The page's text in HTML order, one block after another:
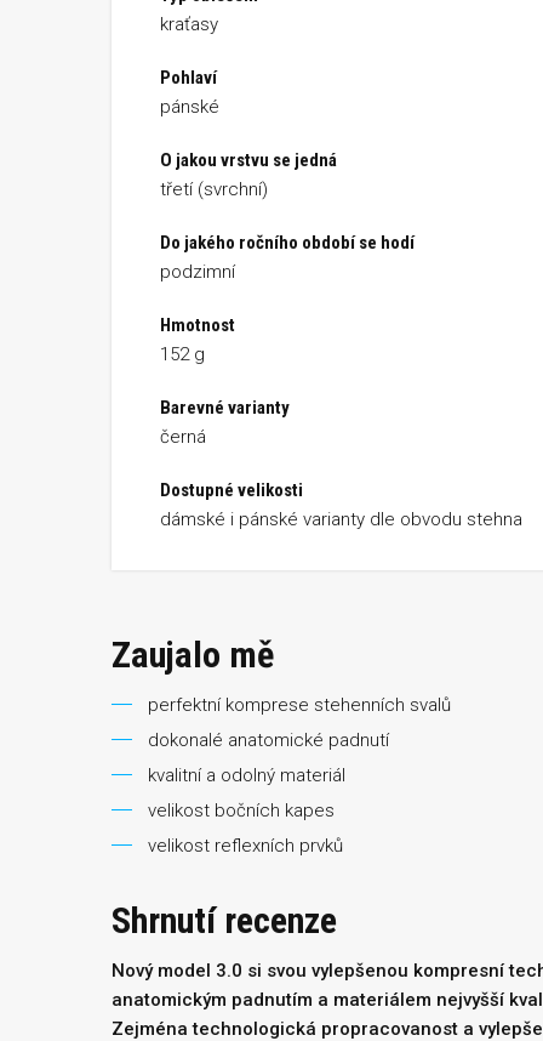
kraťasy
Pohlaví
pánské
O jakou vrstvu se jedná
třetí (svrchní)
Do jakého ročního období se hodí
podzimní
Hmotnost
152 g
Barevné varianty
černá
Dostupné velikosti
dámské i pánské varianty dle obvodu stehna
Zaujalo mě
perfektní komprese stehenních svalů
dokonalé anatomické padnutí
kvalitní a odolný materiál
velikost bočních kapes
velikost reflexních prvků
Shrnutí recenze
Nový model 3.0 si svou vylepšenou kompresní
anatomickým padnutím a materiálem nejvyšší
Zejména technologická propracovanost a